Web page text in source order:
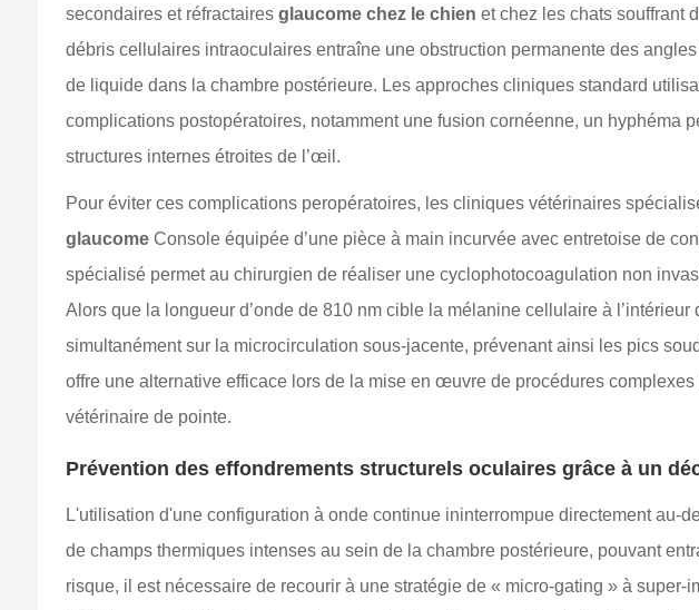
secondaires et réfractairesglaucome chez le chien et chez les chats souffrant
débris cellulaires intraoculaires entraîne une obstruction permanente des
de liquide dans la chambre postérieure. Les approches cliniques standard
complications postopératoires, notamment une fusion cornéenne, un
structures internes étroites de l’œil.
Pour éviter ces complications peropératoires, les cliniques vétérinaires
glaucome Console équipée d’une pièce à main incurvée avec entretoise de
spécialisé permet au chirurgien de réaliser une cyclophotocoagulation non
Alors que la longueur d’onde de 810 nm cible la mélanine cellulaire à
simultanément sur la microcirculation sous-jacente, prévenant ainsi les pics
offre une alternative efficace lors de la mise en œuvre de procédures complexes
vétérinaire de pointe.
Prévention des effondrements structurels oculaires grâce à un
L'utilisation d'une configuration à onde continue ininterrompue directement
de champs thermiques intenses au sein de la chambre postérieure, pouvant
risque, il est nécessaire de recourir à une stratégie de « micro-gating » à